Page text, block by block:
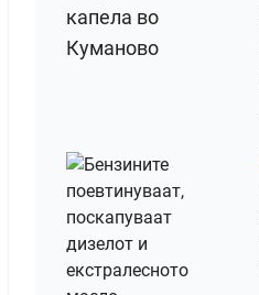
капела во
Куманово